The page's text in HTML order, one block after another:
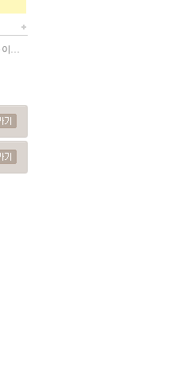
[이벤트] 리뉴얼 PC 챗봇 이용 만족도 설문 이벤트